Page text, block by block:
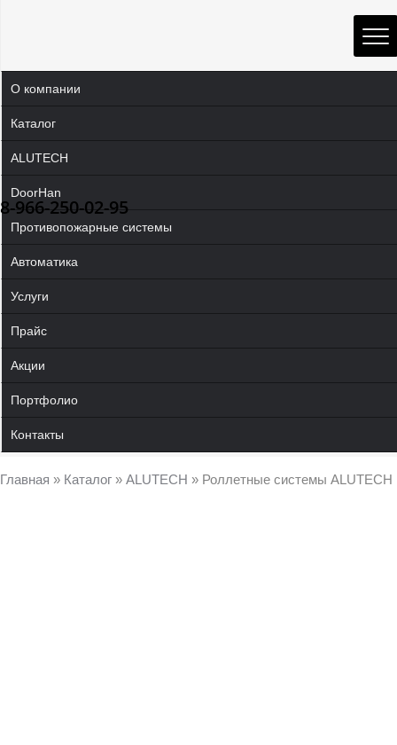
О компании
Каталог
ALUTECH
DoorHan
Противопожарные системы
Автоматика
Услуги
Прайс
Акции
Портфолио
Контакты
8-966-250-02-95
Главная » Каталог » ALUTECH » Роллетные системы ALUTECH